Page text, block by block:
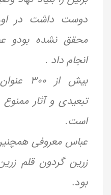
دوست داشت در
محقق نشده بودو
انجام داد .
بیش
تبعیدی و آثار ممنوع
است.
زرین گردون قلم
بود.